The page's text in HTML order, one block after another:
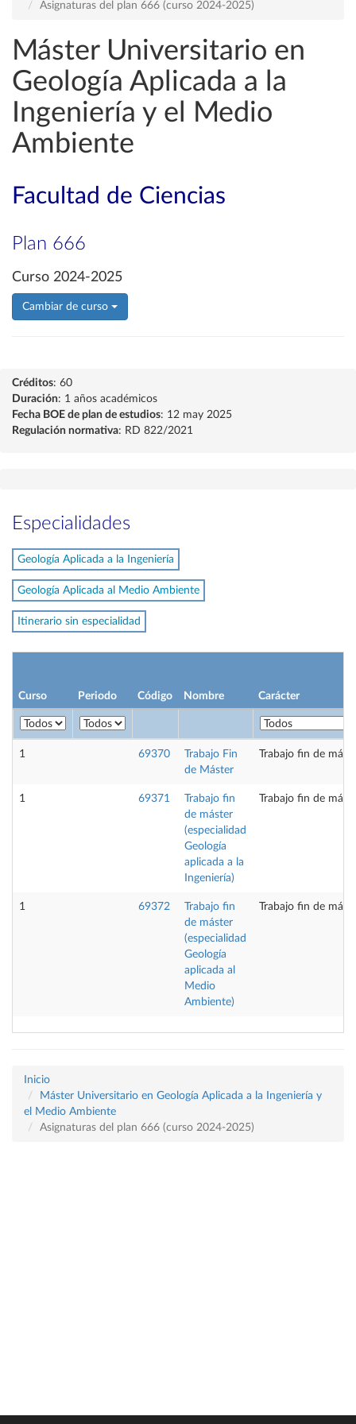
Asignaturas del plan 666 (curso 2024-2025)
Máster Universitario en
Geología Aplicada a la
Ingeniería y el Medio
Ambiente
Facultad de Ciencias
Plan 666
Curso 2024-2025
Cambiar de curso
Créditos: 60
Duración: 1 años académicos
Fecha BOE de plan de estudios: 12 may 2025
Regulación normativa: RD 822/2021
Especialidades
Geología Aplicada a la Ingeniería
Geología Aplicada al Medio Ambiente
Itinerario sin especialidad
Curso Periodo Código Nombre Carácter
1 69370
Trabajo Fin
de Máster
Trabajo fin de
1 69371
Trabajo fin
de máster
(especialidad
Geología
aplicada a la
Ingeniería)
Trabajo fin de
1 69372
Trabajo fin
de máster
(especialidad
Geología
aplicada al
Medio
Ambiente)
Trabajo fin de
Inicio
Máster Universitario en Geología Aplicada a la Ingeniería y
el Medio Ambiente
Asignaturas del plan 666 (curso 2024-2025)